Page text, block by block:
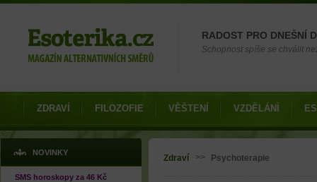
RADOST PRO DNEŠNÍ
Schopnost spíše se chválit
ZDRAVÍ FILOZOFIE VĚŠTENÍ VZDĚLÁNÍ
NOVINKY
SMS horoskopy za 46 Kč
Jste zde
Zdraví >> Psychoterapie